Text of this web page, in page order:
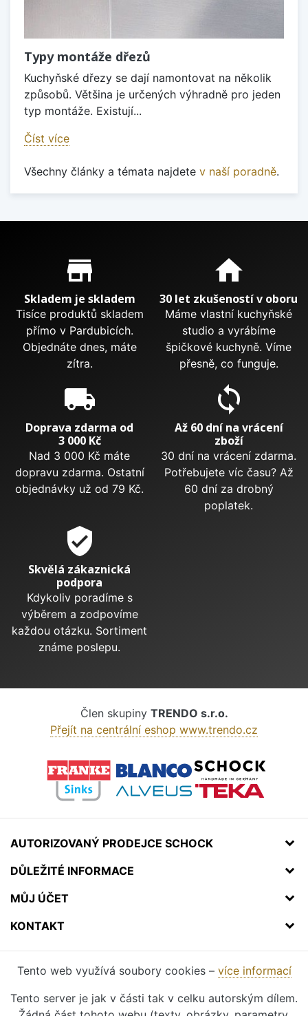
Typy montáže dřezů
Kuchyňské dřezy se dají namontovat na několik
způsobů. Většina je určených výhradně pro jeden
typ montáže. Existují...
Číst více
Všechny články a témata najdete v naší poradně.
Proč nakupovat u nás?
store_mall_directory
Skladem je skladem
Tisíce produktů skladem
přímo v Pardubicích.
Objednáte dnes, máte
zítra.
home
30 let zkušeností v oboru
Máme vlastní kuchyňské
studio a vyrábíme
špičkové kuchyně. Víme
přesně, co funguje.
local_shipping
Doprava zdarma od
3 000 Kč
Nad 3 000 Kč máte
dopravu zdarma. Ostatní
objednávky už od 79 Kč.
sync
Až 60 dní na vrácení
zboží
30 dní na vrácení zdarma.
Potřebujete víc času? Až
60 dní za drobný
poplatek.
verified_user
Skvělá zákaznická
podpora
Kdykoliv poradíme s
výběrem a zodpovíme
každou otázku. Sortiment
známe poslepu.
Člen skupiny TRENDO s.r.o.
Přejít na centrální eshop www.trendo.cz
AUTORIZOVANÝ PRODEJCE SCHOCK
DŮLEŽITÉ INFORMACE
MŮJ ÚČET
KONTAKT
Tento web využívá soubory cookies – více informací
Tento server je jak v části tak v celku autorským dílem.